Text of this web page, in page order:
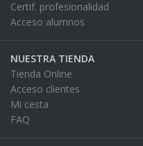
Certif. profesionalidad
Acceso alumnos
NUESTRA TIENDA
Tienda Online
Acceso clientes
Mi cesta
FAQ